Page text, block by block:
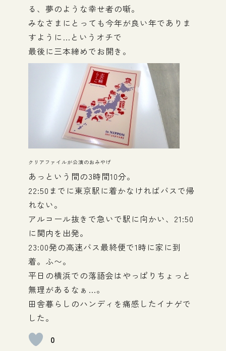
る、夢のような幸せ者の噺。
みなさまにとっても今年が良い年でありま
すように…というオチで
最後に三本締めでお開き。
クリアファイルが公演のおみやげ
あっという間の3時間10分。
22:50までに東京駅に着かなければバスで帰
れない。
アルコール抜きで急いで駅に向かい、21:50
に関内を出発。
23:00発の高速バス最終便で1時に家に到
着。ふ〜。
平日の横浜での落語会はやっぱりちょっと
無理があるなぁ…。
田舎暮らしのハンディを痛感したイナゲで
した。
0